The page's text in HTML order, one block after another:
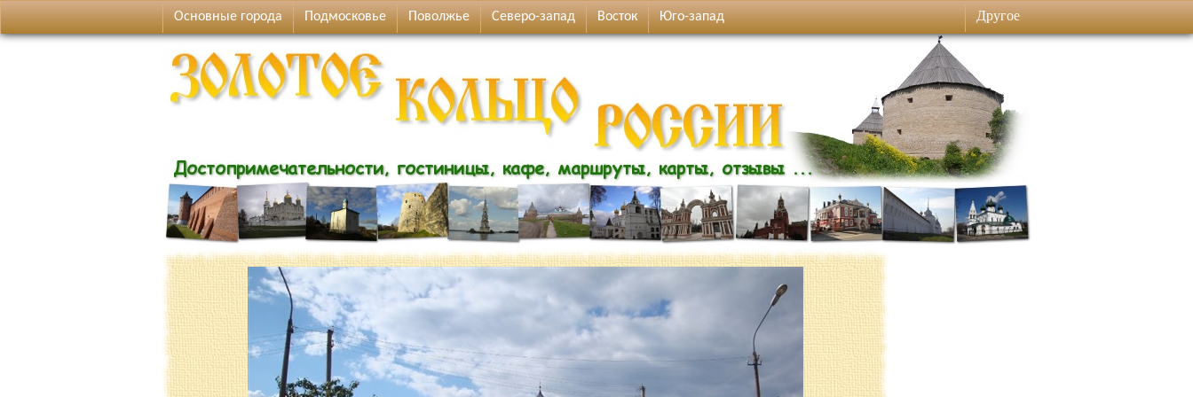
Основные города Подмосковье Поволжье Северо-запад Восток Юго-запад Другое